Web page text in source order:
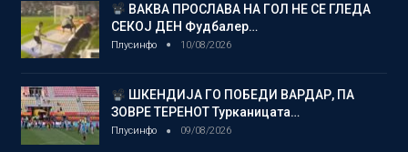
ВАКВА ПРОСЛАВА НА ГОЛ НЕ СЕ ГЛЕДА
СЕКОЈ ДЕН Фудбалер…
Плусинфо 10/08/2026
ШКЕНДИЈА ГО ПОБЕДИ ВАРДАР, ПА
ЗОВРЕ ТЕРЕНОТ Турканицата…
Плусинфо 09/08/2026